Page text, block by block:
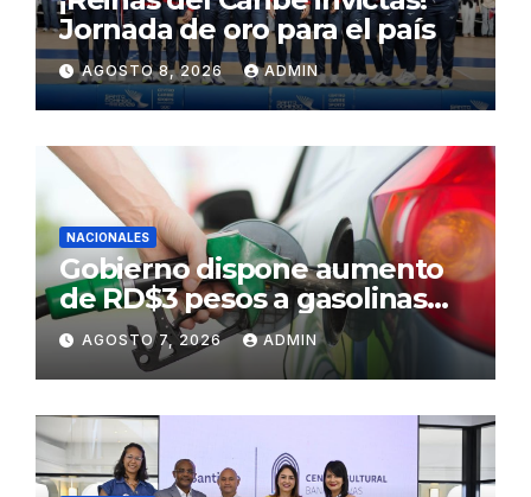
Jornada de oro para el país
AGOSTO 8, 2026 ADMIN
NACIONALES
Gobierno dispone aumento
de RD$3 pesos a gasolinas
premium y regular
AGOSTO 7, 2026 ADMIN